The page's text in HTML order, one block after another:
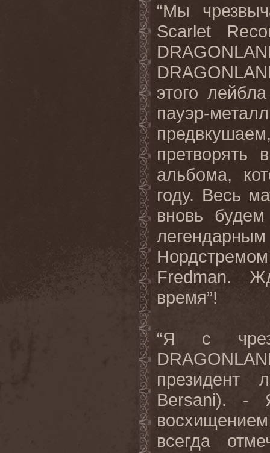
“Мы
Scarlet
этого
пауэр-
претворять
альбома,
году. Весь
вновь
Fredman.
время”!
“Я с
президент
Bersani). -
всегда